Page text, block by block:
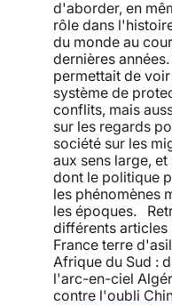
d'aborder, en
rôle dans
du monde au
dernières
permettait de
système de
conflits, mais
sur les regards
société sur les
aux sens large,
dont le politique
les phénomènes
les époques.
différents articles
France terre
Afrique du Sud :
l'arc-en-ciel
contre l'oubli